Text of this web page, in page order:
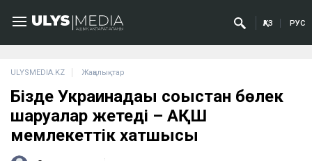
ҚАЗ РУС
ULYSMEDIA.KZ Жаңалықтар
Бізде Украинадағы соғыстан бөлек
шаруалар жетеді – АҚШ
мемлекеттік хатшысы